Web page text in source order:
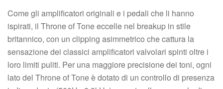
Come gli amplificatori originali e i pedali che li hanno
ispirati, il Throne of Tone eccelle nel breakup in stile
britannico, con un clipping asimmetrico che cattura la
sensazione dei classici amplificatori valvolari spinti oltre i
loro limiti puliti. Per una maggiore precisione dei toni, ogni
lato del Throne of Tone è dotato di un controllo di presenza